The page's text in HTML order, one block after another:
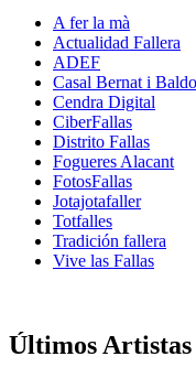
A fer la mà
Actualidad Fallera
ADEF
Casal Bernat i
Cendra Digital
CiberFallas
Distrito Fallas
Fogueres Alacant
FotosFallas
Jotajotafaller
Totfalles
Tradición fallera
Vive las Fallas
Últimos Artistas